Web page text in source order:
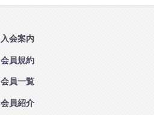
入会案内
会員規約
会員一覧
会員紹介